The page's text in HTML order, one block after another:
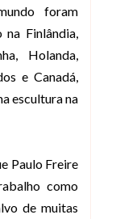
foram
Finlândia,
Holanda,
e Canadá,
escultura na
Paulo Freire
como
de muitas